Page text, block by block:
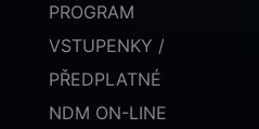
PROGRAM
VSTUPENKY /
PŘEDPLATNÉ
NDM ON-LINE